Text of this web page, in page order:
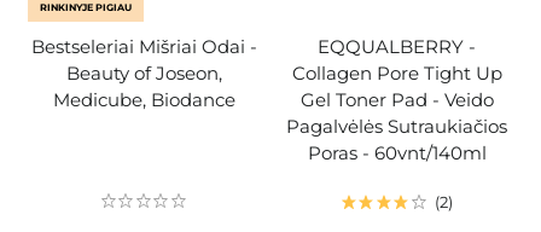
RINKINYJE PIGIAU
Bestseleriai Mišriai Odai -
Beauty of Joseon,
Medicube, Biodance
EQQUALBERRY -
Collagen Pore Tight Up
Gel Toner Pad - Veido
Pagalvėlės Sutraukiačios
Poras - 60vnt/140ml
2